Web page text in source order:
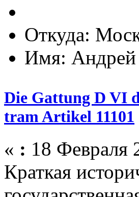
Откуда:
Имя: Андрей
Die Gattung D VI
tram Artikel 11101
« : 18 Февраля
Краткая